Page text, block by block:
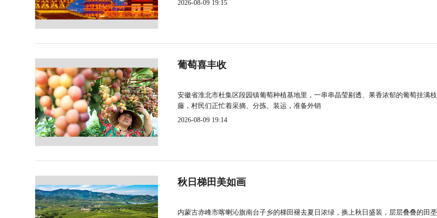
2026-08-09 19:15
葡萄喜丰收
安徽省淮北市杜集区段园镇葡萄种植基地里，一串串晶莹剔透、果香浓郁的葡萄挂满枝
藤，村民们正忙着采摘、分拣、装运，准备外销
2026-08-09 19:14
秋日梯田美如画
内蒙古赤峰市喀喇沁旗南台子乡的梯田褪去夏日浓绿，换上秋日盛装，层层叠叠的田